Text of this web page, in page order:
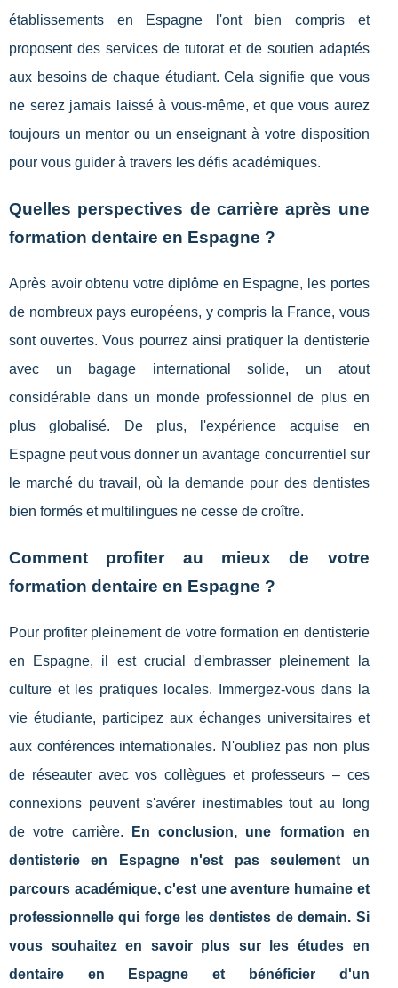
établissements en Espagne l'ont bien compris et
proposent des services de tutorat et de soutien adaptés
aux besoins de chaque étudiant. Cela signifie que vous
ne serez jamais laissé à vous-même, et que vous aurez
toujours un mentor ou un enseignant à votre disposition
pour vous guider à travers les défis académiques.
Quelles perspectives de carrière après une
formation dentaire en Espagne ?
Après avoir obtenu votre diplôme en Espagne, les portes
de nombreux pays européens, y compris la France, vous
sont ouvertes. Vous pourrez ainsi pratiquer la dentisterie
avec un bagage international solide, un atout
considérable dans un monde professionnel de plus en
plus globalisé. De plus, l'expérience acquise en
Espagne peut vous donner un avantage concurrentiel sur
le marché du travail, où la demande pour des dentistes
bien formés et multilingues ne cesse de croître.
Comment profiter au mieux de votre
formation dentaire en Espagne ?
Pour profiter pleinement de votre formation en dentisterie
en Espagne, il est crucial d'embrasser pleinement la
culture et les pratiques locales. Immergez-vous dans la
vie étudiante, participez aux échanges universitaires et
aux conférences internationales. N'oubliez pas non plus
de réseauter avec vos collègues et professeurs – ces
connexions peuvent s'avérer inestimables tout au long
de votre carrière.
En conclusion, une formation en
dentisterie en Espagne n'est pas seulement un
parcours académique, c'est une aventure humaine et
professionnelle qui forge les dentistes de demain. Si
vous souhaitez en savoir plus sur les études en
dentaire en Espagne et bénéficier d'un